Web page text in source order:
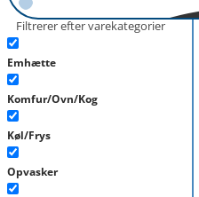
Filtrerer efter varekategorier
Emhætte
Komfur/Ovn/Kog
Køl/Frys
Opvasker